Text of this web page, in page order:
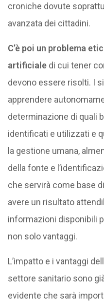
croniche dovute
avanzata dei cittadini.
C’è poi un problema
artificialedi cui tener
devono essere risolti. I
apprendere
determinazione di quali
identificati e utilizzati e
la gestione umana,
della fonte e
che servirà come base
avere un risultato
informazioni disponibili
non solo vantaggi.
L’impatto e i vantaggi
settore sanitario sono
evidente che sarà